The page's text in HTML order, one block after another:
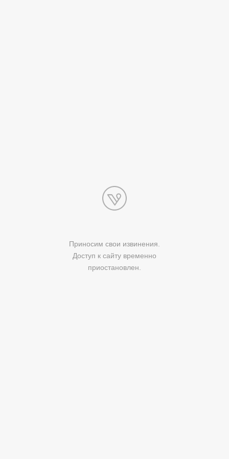
Приносим свои извинения.
Доступ к сайту временно
приостановлен.